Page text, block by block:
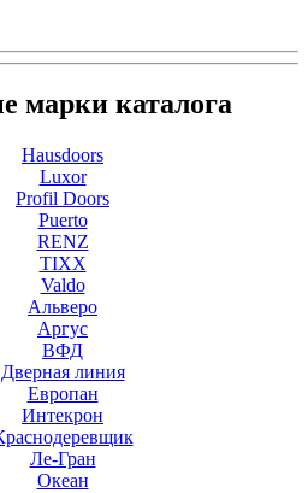
марки каталога
Hausdoors
Luxor
Profil Doors
Puerto
RENZ
TIXX
Valdo
Альверо
Аргус
ВФД
Дверная линия
Европан
Интекрон
Ле-Гран
Океан